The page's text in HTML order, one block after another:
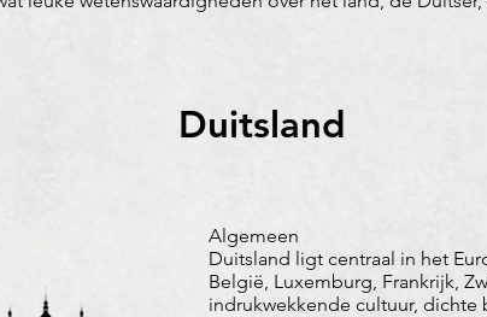
Duitsland
Algemeen
Duitsland ligt centraal in het
België, Luxemburg, Frankrijk,
indrukwekkende cultuur, dichte